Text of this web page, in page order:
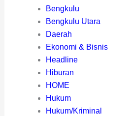
Bengkulu
Bengkulu Utara
Daerah
Ekonomi & Bisnis
Headline
Hiburan
HOME
Hukum
Hukum/Kriminal